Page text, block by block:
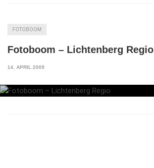
FOTOBOOM
Fotoboom – Lichtenberg Regio
14. APRIL 2009